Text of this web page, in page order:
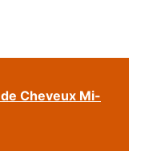
Cheveux Mi-